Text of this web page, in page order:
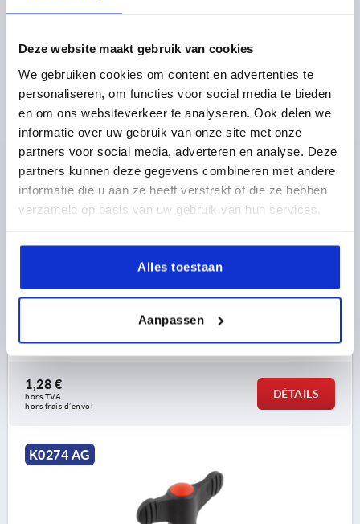
Deze website maakt gebruik van cookies
We gebruiken cookies om content en advertenties te
personaliseren, om functies voor social media te bieden
en om ons websiteverkeer te analyseren. Ook delen we
informatie over uw gebruik van onze site met onze
partners voor social media, adverteren en analyse. Deze
partners kunnen deze gegevens combineren met andere
informatie die u aan ze heeft verstrekt of die ze hebben
verzameld op basis van uw gebruik van hun services.
Alles toestaan
Aanpassen
K0274 AG
POIGNÉE PAPILLON D=M04X15 A=38, H=18, FORME:L
AVEC TIGE FILETÉE, THERMOPLASTIQUE GRIS FONCÉ
RAL7021, COMP:ACIER PASSIVÉ BLEU,
MATÉRIAU DES COMPOSANTS=ACIER
LONGUEUR DE POIGNÉE=38
LARGEUR=4,5
D2=12
H1=8,5
Référence:K0274.9045X15
1,28 €
hors TVA
hors frais d’envoi
DÉTAILS
K0274 AG